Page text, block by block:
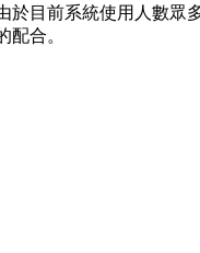
於目前系統使用人數眾
配合。